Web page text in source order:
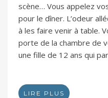
scène… Vous appelez
pour le dîner. L’odeur
à les faire venir à table.
porte de la chambre de
une fille de 12 ans qui
LIRE PLUS